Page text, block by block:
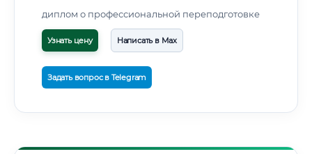
диплом о профессиональной переподготовке
Узнать цену Написать в Max
Задать вопрос в Telegram